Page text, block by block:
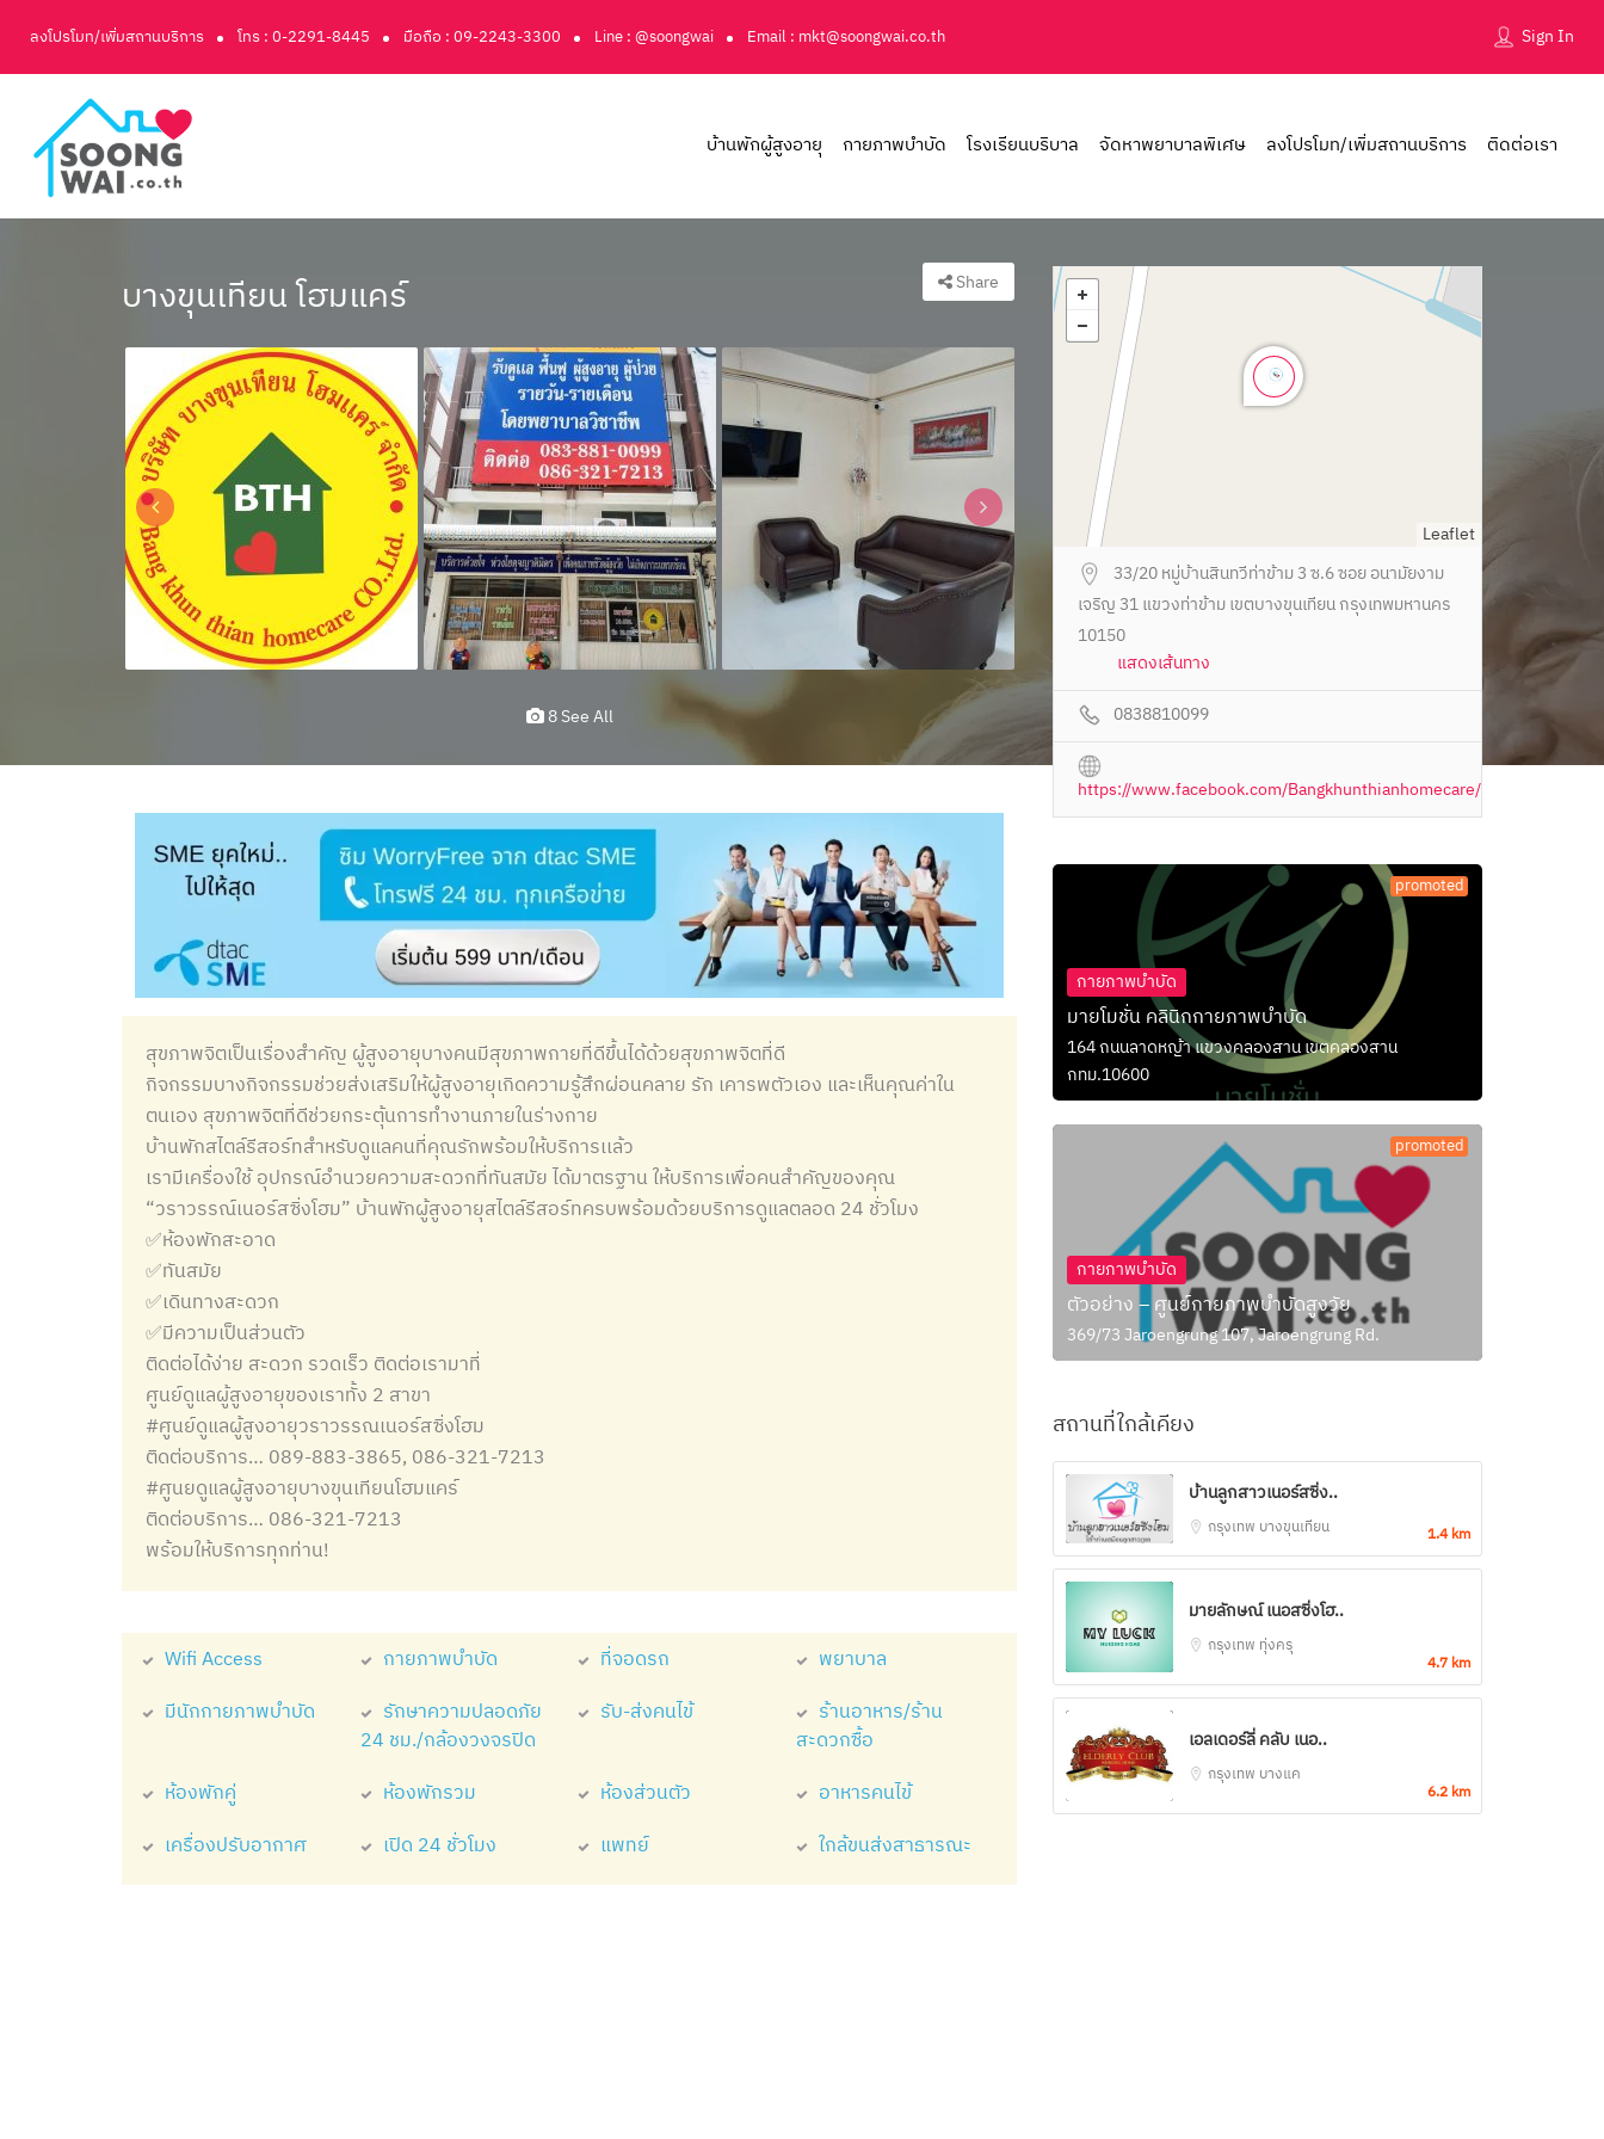
ลงโปรโมท/เพิ่มสถานบริการ โทร : 0-2291-8445 มือถือ : 09-2243-3300 Line : @soongwai Email : mkt@soongwai.co.th Sign In
บ้านพักผู้สูงอายุ กายภาพบำบัด โรงเรียนบริบาล จัดหาพยาบาลพิเศษ ลงโปรโมท/เพิ่มสถานบริการ ติดต่อเรา
บางขุนเทียน โฮมแคร์ Share
8 See All
สุขภาพจิตเป็นเรื่องสำคัญ ผู้สูงอายุบางคนมีสุขภาพกายที่ดีขึ้นได้ด้วยสุขภาพจิตที่ดี
กิจกรรมบางกิจกรรมช่วยส่งเสริมให้ผู้สูงอายุเกิดความรู้สึกผ่อนคลาย รัก เคารพตัวเอง และเห็นคุณค่าใน
ตนเอง สุขภาพจิตที่ดีช่วยกระตุ้นการทำงานภายในร่างกาย
บ้านพักสไตล์รีสอร์ทสำหรับดูแลคนที่คุณรักพร้อมให้บริการเเล้ว
เรามีเครื่องใช้ อุปกรณ์อำนวยความสะดวกที่ทันสมัย ได้มาตรฐาน ให้บริการเพื่อคนสำคัญของคุณ
“วราวรรณ์เนอร์สซิ่งโฮม” บ้านพักผู้สูงอายุสไตล์รีสอร์ทครบพร้อมด้วยบริการดูแลตลอด 24 ชั่วโมง
✅ห้องพักสะอาด
✅ทันสมัย
✅เดินทางสะดวก
✅มีความเป็นส่วนตัว
ติดต่อได้ง่าย สะดวก รวดเร็ว ติดต่อเรามาที่
ศูนย์ดูแลผู้สูงอายุของเราทั้ง 2 สาขา
#ศูนย์ดูแลผู้สูงอายุวราวรรณเนอร์สซิ่งโฮม
ติดต่อบริการ… 089-883-3865, 086-321-7213
#ศูนยดูแลผู้สูงอายุบางขุนเทียนโฮมแคร์
ติดต่อบริการ… 086-321-7213
พร้อมให้บริการทุกท่าน!
Wifi Access กายภาพบำบัด ที่จอดรถ
พยาบาล
มีนักกายภาพบำบัด
รักษาความปลอดภัย
24 ชม./กล้องวงจรปิด
รับ-ส่งคนไข้
ร้านอาหาร/ร้าน
สะดวกซื้อ
ห้องพักคู่
ห้องพักรวม ห้องส่วนตัว
อาหารคนไข้
เครื่องปรับอากาศ
เปิด 24 ชั่วโมง แพทย์ ใกล้ขนส่งสาธารณะ
Leaflet
33/20 หมู่บ้านสินทวีท่าข้าม 3 ซ.6 ซอย อนามัยงาม
เจริญ 31 แขวงท่าข้าม เขตบางขุนเทียน กรุงเทพมหานคร
10150
แสดงเส้นทาง
0838810099
https://www.facebook.com/Bangkhunthianhomecare/
promoted
กายภาพบำบัด
มายโมชั่น คลินิกกายภาพบำบัด
164 ถนนลาดหญ้า แขวงคลองสาน เขตคลองสาน
กทม.10600
promoted
กายภาพบำบัด
ตัวอย่าง – ศูนย์กายภาพบำบัดสูงวัย
369/73 Jaroengrung 107, Jaroengrung Rd.
สถานที่ใกล้เคียง
บ้านลูกสาวเนอร์สซิ่ง..
กรุงเทพ บางขุนเทียน 1.4 km
มายลักษณ์ เนอสซิ่งโฮ..
กรุงเทพ ทุ่งครุ
4.7 km
เอลเดอร์ลี่ คลับ เนอ..
กรุงเทพ บางแค
6.2 km